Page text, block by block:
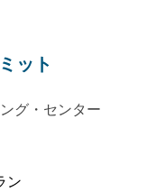
ット
グ・センター
ン